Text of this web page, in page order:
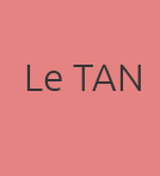
Le TAN